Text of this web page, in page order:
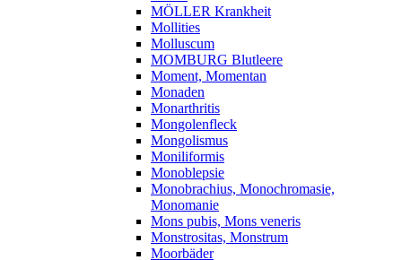
MÖLLER Krankheit
Mollities
Molluscum
MOMBURG Blutleere
Moment, Momentan
Monaden
Monarthritis
Mongolenfleck
Mongolismus
Moniliformis
Monoblepsie
Monobrachius, Monochromasie,
Monomanie
Mons pubis, Mons veneris
Monstrositas, Monstrum
Moorbäder